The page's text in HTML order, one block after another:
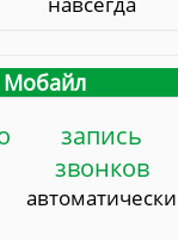
запись
звонков
автоматически